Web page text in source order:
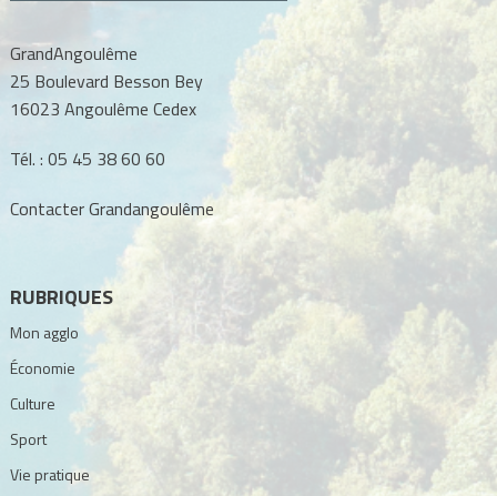
GrandAngoulême
25 Boulevard Besson Bey
16023 Angoulême Cedex
Tél. : 05 45 38 60 60
Contacter Grandangoulême
RUBRIQUES
Mon agglo
Économie
Culture
Sport
Vie pratique